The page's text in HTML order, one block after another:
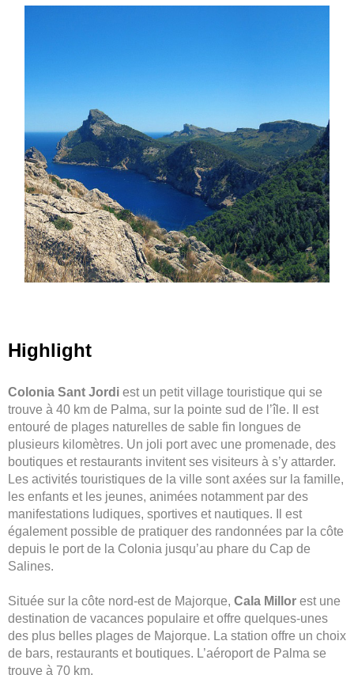
Highlight
Colonia Sant Jordi est un petit village touristique qui se
trouve à 40 km de Palma, sur la pointe sud de l’île. Il est
entouré de plages naturelles de sable fin longues de
plusieurs kilomètres. Un joli port avec une promenade, des
boutiques et restaurants invitent ses visiteurs à s’y attarder.
Les activités touristiques de la ville sont axées sur la famille,
les enfants et les jeunes, animées notamment par des
manifestations ludiques, sportives et nautiques. Il est
également possible de pratiquer des randonnées par la côte
depuis le port de la Colonia jusqu’au phare du Cap de
Salines.
Située sur la côte nord-est de Majorque, Cala Millor est une
destination de vacances populaire et offre quelques-unes
des plus belles plages de Majorque. La station offre un choix
de bars, restaurants et boutiques. L’aéroport de Palma se
trouve à 70 km.